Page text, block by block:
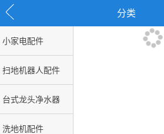
分类
小家电配件
扫地机器人配件
台式龙头净水器
洗地机配件